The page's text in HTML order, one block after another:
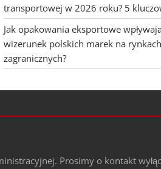
transportowej w 2026 roku? 5
Jak opakowania eksportowe
wizerunek polskich marek na rynkach
zagranicznych?
Prosimy o kontakt